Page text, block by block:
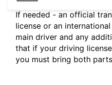
If needed - an official
license or an
main driver and any
that if your driving
you must bring both